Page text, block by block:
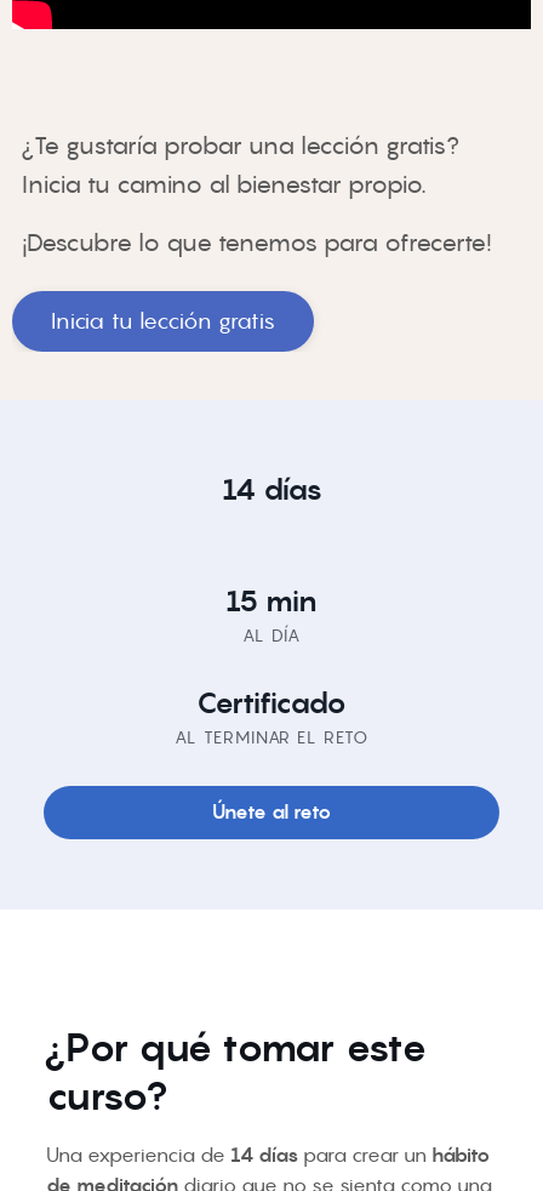
¿Te gustaría probar una lección gratis?
Inicia tu camino al bienestar propio.
¡Descubre lo que tenemos para ofrecerte!
Inicia tu lección gratis
14 días
15 min
AL DÍA
Certificado
AL TERMINAR EL RETO
Únete al reto
¿Por qué tomar este
curso?
Una experiencia de 14 días para crear un hábito
de meditación diario que no se sienta como una